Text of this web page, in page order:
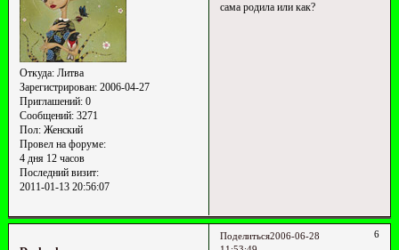
Откуда:Литва
Зарегистрирован: 2006-04-27
Приглашений:0
Сообщений:3271
Пол:Женский
Провел на форуме:
4 дня 12 часов
Последний визит:
2011-01-13 20:56:07
сама родила или как?
Поделиться 6
2006-06-28